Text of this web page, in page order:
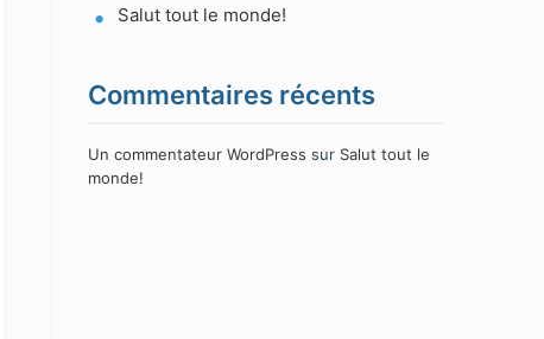
Salut tout le monde!
Commentaires récents
Un commentateur WordPress sur Salut tout le
monde!